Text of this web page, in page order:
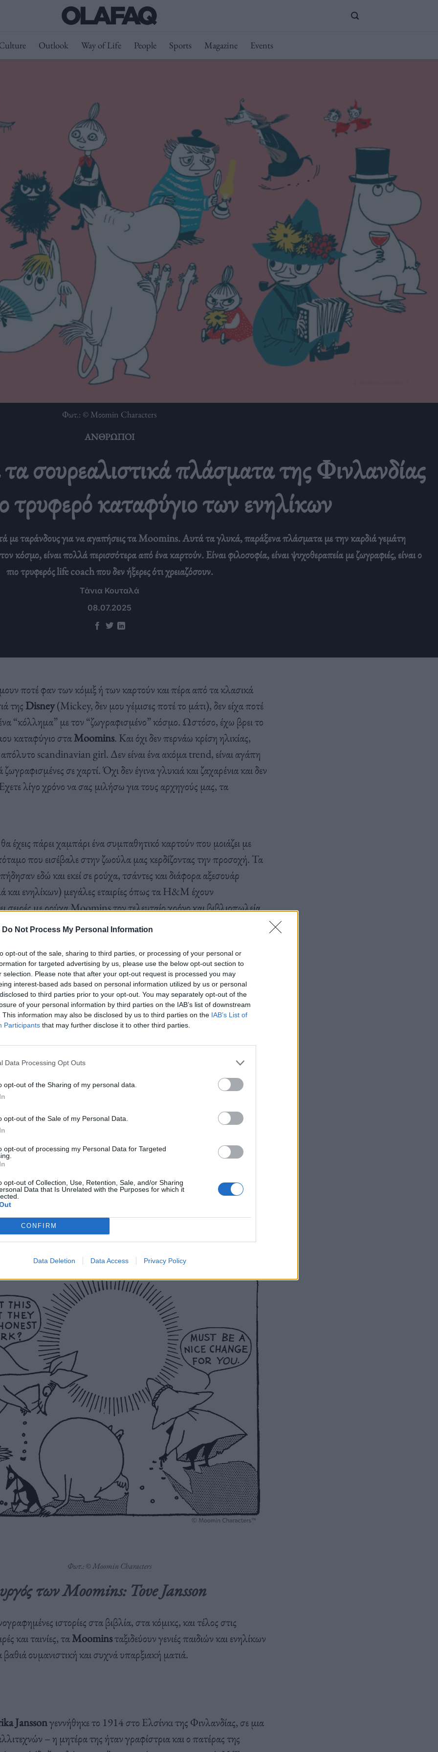
Do Not Process My Personal Information
opt-out of the sale, sharing to third parties, or processing of your personal or
for targeted advertising by us, please use the below opt-out section to
selection. Please note that after your opt-out request is processed you may
interest-based ads based on personal information utilized by us or personal
to third parties prior to your opt-out. You may separately opt-out of the
of your personal information by third parties on the IAB’s list of downstream
This information may also be disclosed by us to third parties on the IAB’s List of
Participants that may further disclose it to other third parties.
Data Processing Opt Outs
opt-out of the Sharing of my personal data.
opt-out of the Sale of my Personal Data.
opt-out of processing my Personal Data for Targeted
opt-out of Collection, Use, Retention, Sale, and/or Sharing
Data that Is Unrelated with the Purposes for which it
CONFIRM
Data Deletion Data Access Privacy Policy
Outlook Way of Life People Sports Magazine Events
Φωτ.: © Μοοmin Characters
ΆΝΘΡΩΠΟΙ
σουρεαλιστικά πλάσματα της Φινλανδίας
τρυφερό καταφύγιο των ενηλίκων
με ταράνδους για να αγαπήσεις τα Moomins. Αυτά τα γλυκά, παράξενα πλάσματα με την καρδιά γεμάτη
κόσμο, είναι πολλά περισσότερα από ένα καρτούν. Είναι φιλοσοφία, είναι ψυχοθεραπεία με ζωγραφιές, είναι ο
πιο τρυφερός life coach που δεν ήξερες ότι χρειαζόσουν.
Τάνια Κουταλά
08.07.2025
ποτέ φαν των κόμιξ ή των καρτούν και πέρα από τα κλασικά
τηςDisney(Mickey, δεν μου γέμισες ποτέ το μάτι), δεν είχα ποτέ
“κόλλημα” με τον “ζωγραφισμένο” κόσμο. Ωστόσο, έχω βρει το
καταφύγιο σταMoomins. Και όχι δεν περνάω κρίση ηλικίας,
απόλυτο scandinavian girl. Δεν είναι ένα ακόμα trend, είναι αγάπη
σε χαρτί. Όχι δεν έγινα γλυκιά και ζαχαρένια και δεν
λίγο χρόνο να σας μιλήσω για τους αρχηγούς μας, τα
έχεις πάρει χαμπάρι ένα συμπαθητικό καρτούν που μοιάζει με
που εισέβαλε στην ζωούλα μας κερδίζοντας την προσοχή. Τα
εδώ και εκεί σε ρούχα, τσάντες και διάφορα αξεσουάρ
και ενηλίκων) μεγάλες εταιρίες όπως τα Η&Μ έχουν
σειρές με ρούχα Moomins τον τελευταίο χρόνο και βιβλιοπωλεία
βιβλίων στις βιτρίνες τους. Αν και πωλείται ως παιδικό καρτούν,
πάντων αυτά τα Moomins;
κινουμένων σχεδίων και της παιδικής λογοτεχνίας, λίγα έργα
την ουσιαστική αξία της οικογένειας, της αποδοχής και της
Kαι αν όλο αυτό μοιάζει πολύ σύγχρονο και meta, είναι εντυπωσιακό
περίπου 80 χρόνια ζωής. Γεννήθηκαν εν μέσω των σκοτεινών ημερών
Πολέμου και το πρώτο τους σκίτσο εμφανίστηκε το 1945
Μικρή Τρομάρα και οι Μεγάλες Καταστροφές”
Flood). Γιατί όπως θα έλεγε και οAlbus Dumbledore(στον
και στις πιο σκοτεινές στιγμές η ευτυχία υπάρχει, αρκεί
να ανάψει το φως. Και αυτό θα μπορούσε άνετα να ήταν μία
σύμπαν των Moomins. Εδώ “το φως” το άναψε η
Tove Jansson
σύμβολο της φινλανδικής τέχνης, ελευθερίας και δημιουργικότητας.
Φωτ.: © Moomin Characters
των Moomins: Tove Jansson
ιστορίες στα βιβλία, στα κόμικς, και τέλος στις
και ταινίες, ταMoominsταξιδεύουν γενιές παιδιών και ενηλίκων
ουμανιστική και συχνά υπαρξιακή ματιά.
Janssonγεννήθηκε το 1914 στο Ελσίνκι της Φινλανδίας, σε μια
– η μητέρα της ήταν γραφίστρια και ο πατέρας της